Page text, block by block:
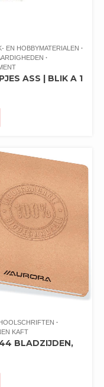
EN HOBBYMATERIALEN
ASS | BLIK A 1
KAFT
BLADZIJDEN,